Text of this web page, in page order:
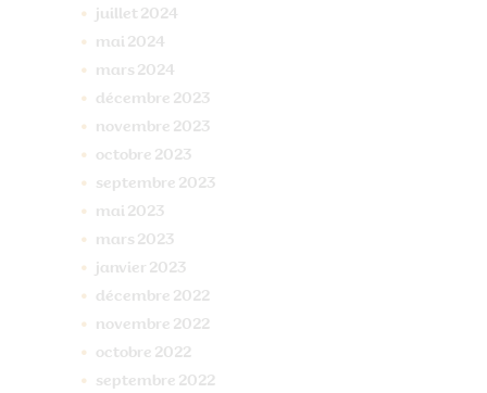
juillet 2024
mai 2024
mars 2024
décembre 2023
novembre 2023
octobre 2023
septembre 2023
mai 2023
mars 2023
janvier 2023
décembre 2022
novembre 2022
octobre 2022
septembre 2022